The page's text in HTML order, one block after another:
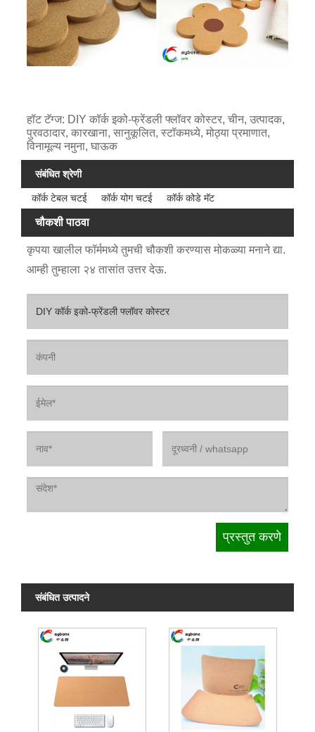
हॉट टॅग्ज: DIY कॉर्क इको-फ्रेंडली फ्लॉवर कोस्टर, चीन, उत्पादक,
पुरवठादार, कारखाना, सानुकूलित, स्टॉकमध्ये, मोठ्या प्रमाणात,
विनामूल्य नमुना, घाऊक
संबंधित श्रेणी
कॉर्क टेबल चटई कॉर्क योग चटई कॉर्क कोडे मॅट
चौकशी पाठवा
कृपया खालील फॉर्ममध्ये तुमची चौकशी करण्यास मोकळ्या मनाने द्या.
आम्ही तुम्हाला २४ तासांत उत्तर देऊ.
संबंधित उत्पादने